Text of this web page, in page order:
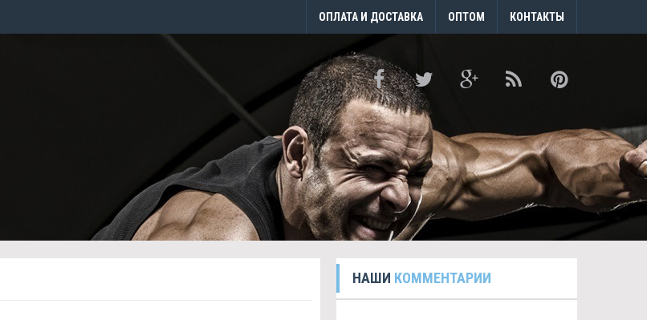
ОПЛАТА И ДОСТАВКА ОПТОМ КОНТАКТЫ
НАШИ КОММЕНТАРИИ